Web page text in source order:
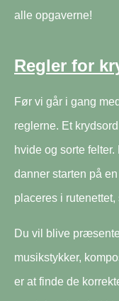
alle opgaverne!
Regler for
Før vi går i gang
reglerne. Et
hvide og sorte
danner starten på
placeres i
Du vil blive
musikstykker,
er at finde de